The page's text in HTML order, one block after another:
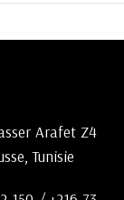
Arafet Z4
Tunisie